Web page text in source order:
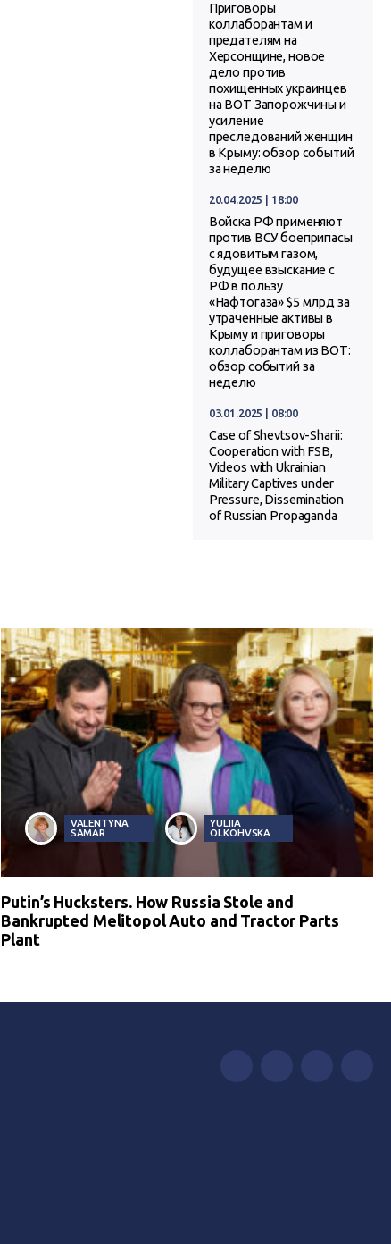
Приговоры
коллаборантам и
предателям на
Херсонщине, новое
дело против
похищенных украинцев
на ВОТ Запорожчины и
усиление
преследований женщин
в Крыму: обзор событий
за неделю
20.04.2025 | 18:00
Войска РФ применяют
против ВСУ боеприпасы
с ядовитым газом,
будущее взыскание с
РФ в пользу
«Нафтогаза» $5 млрд за
утраченные активы в
Крыму и приговоры
коллаборантам из ВОТ:
обзор событий за
неделю
03.01.2025 | 08:00
Case of Shevtsov-Sharii:
Cooperation with FSB,
Videos with Ukrainian
Military Captives under
Pressure, Dissemination
of Russian Propaganda
VALENTYNA
SAMAR
YULIIA
OLKOHVSKA
Putin’s Hucksters. How Russia Stole and
Bankrupted Melitopol Auto and Tractor Parts
Plant